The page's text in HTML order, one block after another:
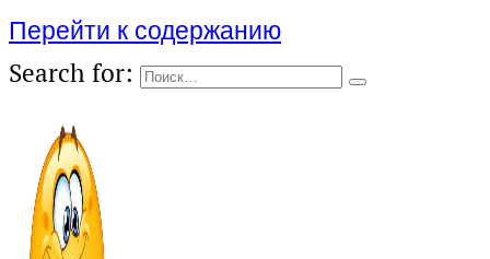
Перейти к содержанию
Search for: